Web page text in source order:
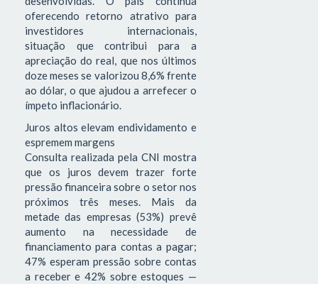
oferecendo retorno atrativo para
investidores internacionais,
situação que contribui para a
apreciação do real, que nos últimos
doze meses se valorizou 8,6% frente
ao dólar, o que ajudou a arrefecer o
ímpeto inflacionário.
Juros altos elevam endividamento e
espremem margens
Consulta realizada pela CNI mostra
que os juros devem trazer forte
pressão financeira sobre o setor nos
próximos três meses. Mais da
metade das empresas (53%) prevê
aumento na necessidade de
financiamento para contas a pagar;
47% esperam pressão sobre contas
a receber e 42% sobre estoques —